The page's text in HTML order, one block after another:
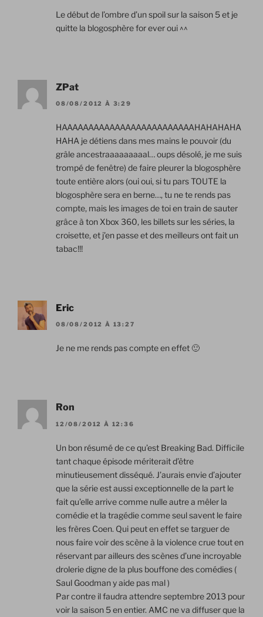
Le début de l’ombre d’un spoil sur la saison 5 et je
quitte la blogosphère for ever oui ^^
ZPat
08/08/2012 À 3:29
HAAAAAAAAAAAAAAAAAAAAAAAAAHAHAHAHA
HAHA je détiens dans mes mains le pouvoir (du
grâle ancestraaaaaaaaal… oups désolé, je me suis
trompé de fenêtre) de faire pleurer la blogosphère
toute entière alors (oui oui, si tu pars TOUTE la
blogosphère sera en berne…, tu ne te rends pas
compte, mais les images de toi en train de sauter
grâce à ton Xbox 360, les billets sur les séries, la
croisette, et j’en passe et des meilleurs ont fait un
tabac!!!
Eric
08/08/2012 À 13:27
Je ne me rends pas compte en effet 🙂
Ron
12/08/2012 À 12:36
Un bon résumé de ce qu’est Breaking Bad. Difficile
tant chaque épisode mériterait d’être
minutieusement disséqué. J’aurais envie d’ajouter
que la série est aussi exceptionnelle de la part le
fait qu’elle arrive comme nulle autre a mêler la
comédie et la tragédie comme seul savent le faire
les frères Coen. Qui peut en effet se targuer de
nous faire voir des scène à la violence crue tout en
réservant par ailleurs des scènes d’une incroyable
drolerie digne de la plus bouffone des comédies (
Saul Goodman y aide pas mal )
Par contre il faudra attendre septembre 2013 pour
voir la saison 5 en entier. AMC ne va diffuser que la